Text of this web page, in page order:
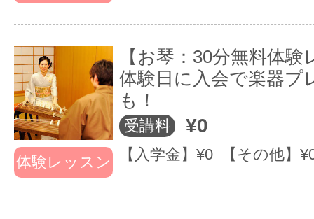
○ 自由に選べる晴れ舞台をご用意！
○ レッスン評価をメールでチェック♪
○ 大人数なので音楽仲間が広がります！
体験レッスン
【お琴：30分無料体
体験日に入会で楽器プ
も！
受講料 ¥0
【入学金】¥0 【その他】